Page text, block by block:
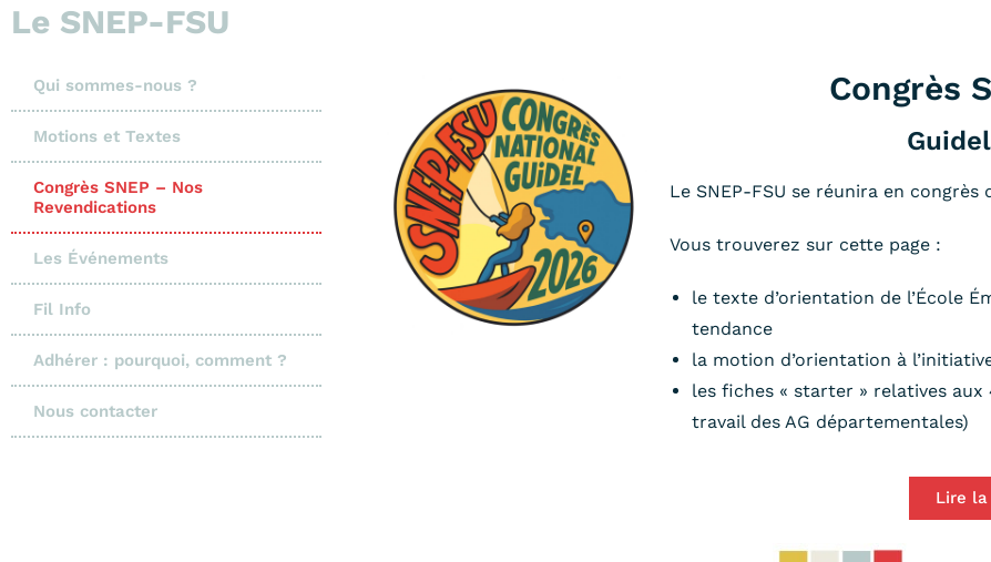
Le SNEP-FSU
Qui sommes-nous ?
Motions et Textes
Congrès SNEP – Nos
Revendications
Les Événements
Fil Info
Adhérer : pourquoi, comment ?
Nous contacter
Congrès
Le SNEP-FSU se réunira en congrès
Vous trouverez sur cette page :
le texte d’orientation de l’École
tendance
la motion d’orientation à
les fiches « starter » relatives
travail des AG départementales)
Lire